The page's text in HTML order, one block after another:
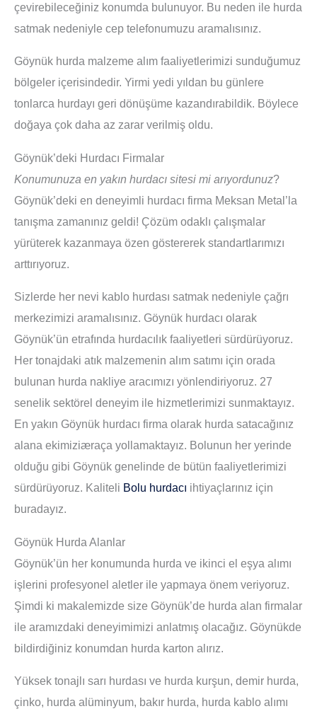
çevirebileceğiniz konumda bulunuyor. Bu neden ile hurda
satmak nedeniyle cep telefonumuzu aramalısınız.
Göynük hurda malzeme alım faaliyetlerimizi sunduğumuz
bölgeler içerisindedir. Yirmi yedi yıldan bu günlere
tonlarca hurdayı geri dönüşüme kazandırabildik. Böylece
doğaya çok daha az zarar verilmiş oldu.
Göynük’deki Hurdacı Firmalar
Konumunuza en yakın hurdacı sitesi mi arıyordunuz?
Göynük’deki en deneyimli hurdacı firma Meksan Metal’la
tanışma zamanınız geldi! Çözüm odaklı çalışmalar
yürüterek kazanmaya özen göstererek standartlarımızı
arttırıyoruz.
Sizlerde her nevi kablo hurdası satmak nedeniyle çağrı
merkezimizi aramalısınız. Göynük hurdacı olarak
Göynük’ün etrafında hurdacılık faaliyetleri sürdürüyoruz.
Her tonajdaki atık malzemenin alım satımı için orada
bulunan hurda nakliye aracımızı yönlendiriyoruz. 27
senelik sektörel deneyim ile hizmetlerimizi sunmaktayız.
En yakın Göynük hurdacı firma olarak hurda satacağınız
alana ekimiziæraça yollamaktayız. Bolunun her yerinde
olduğu gibi Göynük genelinde de bütün faaliyetlerimizi
sürdürüyoruz. Kaliteli Bolu hurdacı ihtiyaçlarınız için
buradayız.
Göynük Hurda Alanlar
Göynük’ün her konumunda hurda ve ikinci el eşya alımı
işlerini profesyonel aletler ile yapmaya önem veriyoruz.
Şimdi ki makalemizde size Göynük’de hurda alan firmalar
ile aramızdaki deneyimimizi anlatmış olacağız. Göynükde
bildirdiğiniz konumdan hurda karton alırız.
Yüksek tonajlı sarı hurdası ve hurda kurşun, demir hurda,
çinko, hurda alüminyum, bakır hurda, hurda kablo alımı